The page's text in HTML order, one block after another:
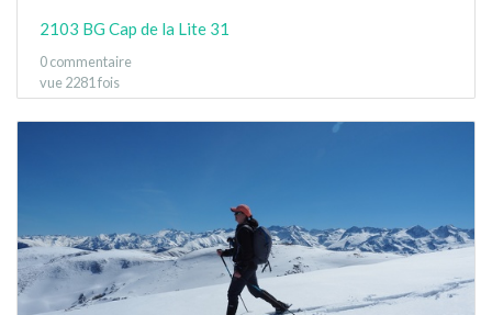
2103 BG Cap de la Lite 31
0 commentaire
vue 2281 fois